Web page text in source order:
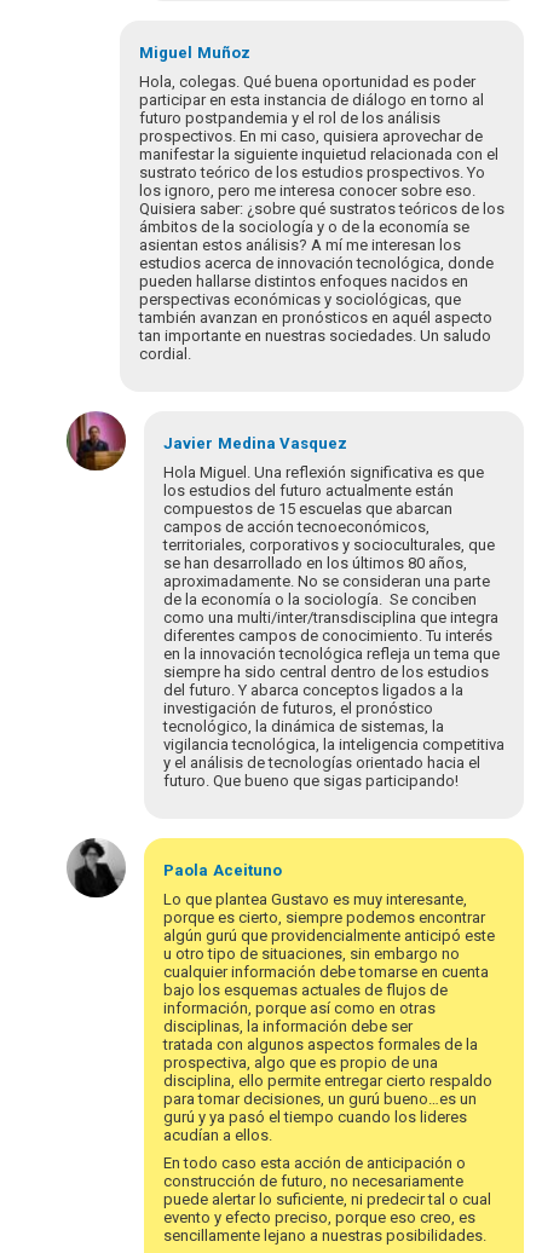
resposta
responsabilidad
Miguel
Muñoz
Hola, colegas. Qué buena oportunidad es poder
participar en esta instancia de diálogo en torno al
futuro postpandemia y el rol de los análisis
prospectivos. En mi caso, quisiera aprovechar de
manifestar la siguiente inquietud relacionada con el
sustrato teórico de los estudios prospectivos. Yo
los ignoro, pero me interesa conocer sobre eso.
Quisiera saber: ¿sobre qué sustratos teóricos de los
ámbitos de la sociología y o de la economía se
asientan estos análisis? A mí me interesan los
estudios acerca de innovación tecnológica, donde
pueden hallarse distintos enfoques nacidos en
perspectivas económicas y sociológicas, que
también avanzan en pronósticos en aquél aspecto
tan importante en nuestras sociedades. Un saludo
cordial.
Javier Medina Vasquez
Hola Miguel. Una reflexión significativa es que
los estudios del futuro actualmente están
compuestos de 15 escuelas que abarcan
campos de acción tecnoeconómicos,
territoriales, corporativos y socioculturales, que
se han desarrollado en los últimos 80 años,
aproximadamente. No se consideran una parte
de la economía o la sociología. Se conciben
como una multi/inter/transdisciplina que integra
diferentes campos de conocimiento. Tu interés
en la innovación tecnológica refleja un tema que
siempre ha sido central dentro de los estudios
del futuro. Y abarca conceptos ligados a la
investigación de futuros, el pronóstico
tecnológico, la dinámica de sistemas, la
vigilancia tecnológica, la inteligencia competitiva
y el análisis de tecnologías orientado hacia el
futuro. Que bueno que sigas participando!
Em
resposta
à
Paola Aceituno
Lo que plantea Gustavo es muy interesante,
porque es cierto, siempre podemos encontrar
algún gurú que providencialmente anticipó este
u otro tipo de situaciones, sin embargo no
cualquier información debe tomarse en cuenta
bajo los esquemas actuales de flujos de
información, porque así como en otras
disciplinas, la información debe ser
tratada con algunos aspectos formales de la
prospectiva, algo que es propio de una
disciplina, ello permite entregar cierto respaldo
para tomar decisiones, un gurú bueno…es un
gurú y ya pasó el tiempo cuando los lideres
acudían a ellos.
En todo caso esta acción de anticipación o
construcción de futuro, no necesariamente
puede alertar lo suficiente, ni predecir tal o cual
evento y efecto preciso, porque eso creo, es
sencillamente lejano a nuestras posibilidades.